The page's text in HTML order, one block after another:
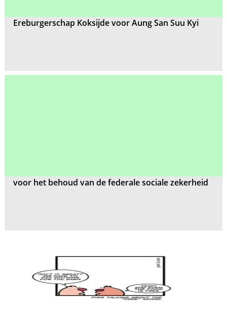
Ereburgerschap Koksijde voor Aung San Suu Kyi
voor het behoud van de federale sociale zekerheid